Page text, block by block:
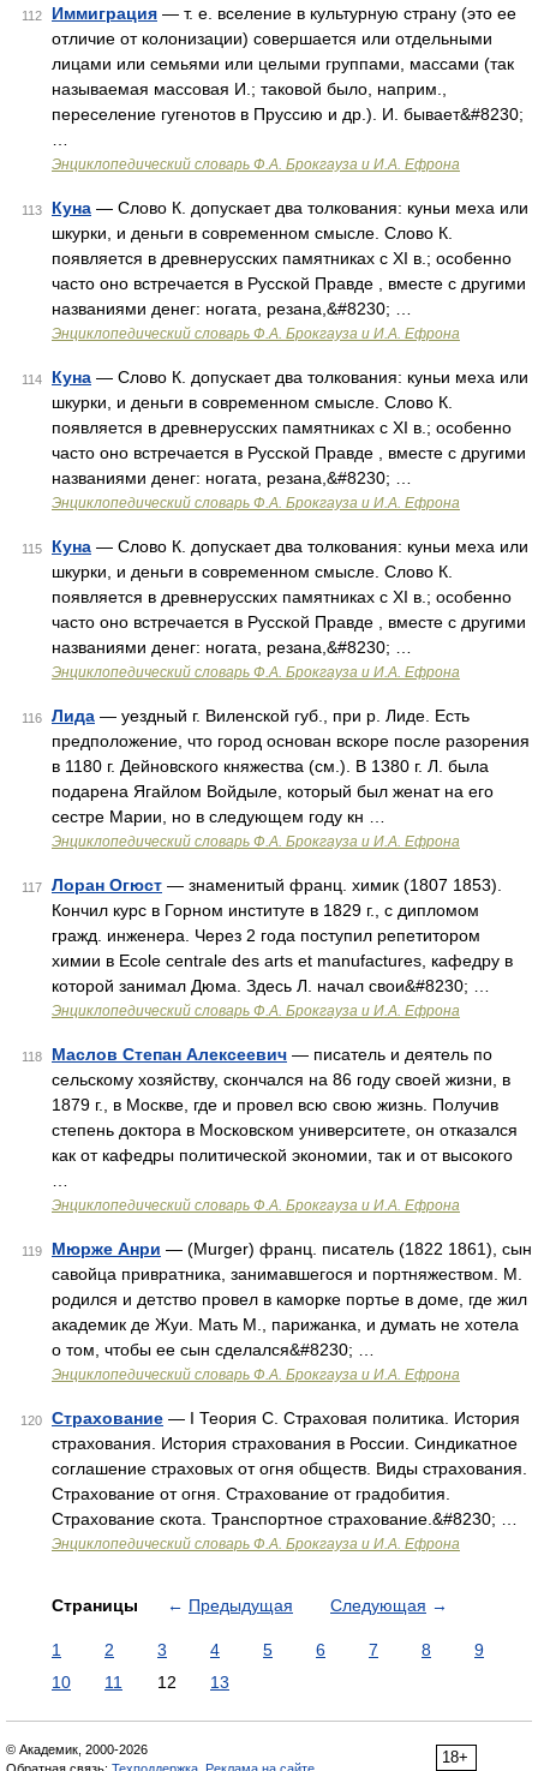
112 Иммиграция — т. е. вселение в культурную страну (это ее
отличие от колонизации) совершается или отдельными
лицами или семьями или целыми группами, массами (так
называемая массовая И.; таковой было, наприм.,
переселение гугенотов в Пруссию и др.). И. бывает&#8230;
Энциклопедический словарь Ф.А. Брокгауза и И.А. Ефрона
113 Куна — Слово К. допускает два толкования: куньи меха или
шкурки, и деньги в современном смысле. Слово К.
появляется в древнерусских памятниках с XI в.; особенно
часто оно встречается в Русской Правде , вместе с другими
названиями денег: ногата, резана,&#8230; …
Энциклопедический словарь Ф.А. Брокгауза и И.А. Ефрона
114 Куна — Слово К. допускает два толкования: куньи меха или
шкурки, и деньги в современном смысле. Слово К.
появляется в древнерусских памятниках с XI в.; особенно
часто оно встречается в Русской Правде , вместе с другими
названиями денег: ногата, резана,&#8230; …
Энциклопедический словарь Ф.А. Брокгауза и И.А. Ефрона
115 Куна — Слово К. допускает два толкования: куньи меха или
шкурки, и деньги в современном смысле. Слово К.
появляется в древнерусских памятниках с XI в.; особенно
часто оно встречается в Русской Правде , вместе с другими
названиями денег: ногата, резана,&#8230; …
Энциклопедический словарь Ф.А. Брокгауза и И.А. Ефрона
116 Лида — уездный г. Виленской губ., при р. Лиде. Есть
предположение, что город основан вскоре после разорения
в 1180 г. Дейновского княжества (см.). В 1380 г. Л. была
подарена Ягайлом Войдыле, который был женат на его
сестре Марии, но в следующем году кн …
Энциклопедический словарь Ф.А. Брокгауза и И.А. Ефрона
117 Лоран Огюст — знаменитый франц. химик (1807 1853).
Кончил курс в Горном институте в 1829 г., с дипломом
гражд. инженера. Через 2 года поступил репетитором
химии в Ecole centrale des arts et manufactures, кафедру в
которой занимал Дюма. Здесь Л. начал свои&#8230; …
Энциклопедический словарь Ф.А. Брокгауза и И.А. Ефрона
118 Маслов Степан Алексеевич — писатель и деятель по
сельскому хозяйству, скончался на 86 году своей жизни, в
1879 г., в Москве, где и провел всю свою жизнь. Получив
степень доктора в Московском университете, он отказался
как от кафедры политической экономии, так и от высокого
Энциклопедический словарь Ф.А. Брокгауза и И.А. Ефрона
119 Мюрже Анри — (Murger) франц. писатель (1822 1861), сын
савойца привратника, занимавшегося и портняжеством. М.
родился и детство провел в каморке портье в доме, где жил
академик де Жуи. Мать М., парижанка, и думать не хотела
о том, чтобы ее сын сделался&#8230; …
Энциклопедический словарь Ф.А. Брокгауза и И.А. Ефрона
120 Страхование — I Теория С. Страховая политика. История
страхования. История страхования в России. Синдикатное
соглашение страховых от огня обществ. Виды страхования.
Страхование от огня. Страхование от градобития.
Страхование скота. Транспортное страхование.&#8230; …
Энциклопедический словарь Ф.А. Брокгауза и И.А. Ефрона
Страницы ← Предыдущая Следующая →
1 2 3 4 5 6 7 8
9
10
11 12 13
18+
© Академик, 2000-2026